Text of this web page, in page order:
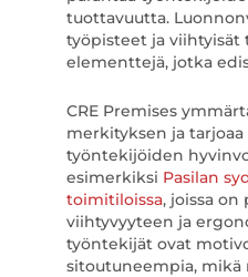
tuottavuutta.
työpisteet ja
elementtejä, jotka
CRE Premises
merkityksen ja
työntekijöiden
esimerkiksi Pasilan
toimitiloissa, joissa
viihtyvyyteen ja
työntekijät ovat
sitoutuneempia, mikä